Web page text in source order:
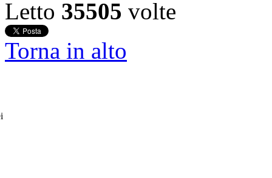
Letto 35505 volte
Torna in alto